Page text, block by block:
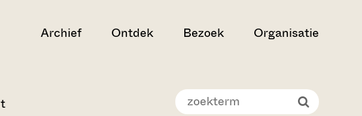
Archief Ontdek Bezoek Organisatie